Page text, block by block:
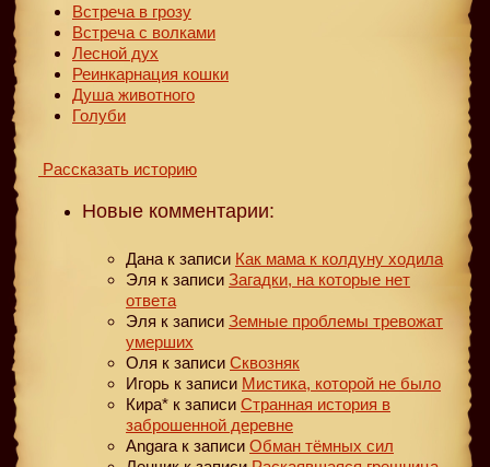
Встреча в грозу
Встреча с волками
Лесной дух
Реинкарнация кошки
Душа животного
Голуби
Рассказать историю
Новые комментарии:
Дана к записи Как мама к колдуну ходила
Эля к записи Загадки, на которые нет
ответа
Эля к записи Земные проблемы тревожат
умерших
Оля к записи Сквозняк
Игорь к записи Мистика, которой не было
Кира* к записи Странная история в
заброшенной деревне
Angara к записи Обман тёмных сил